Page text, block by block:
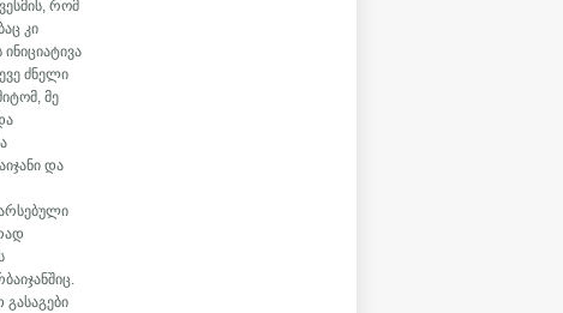
რომ
კი
ძნელი
მე
და